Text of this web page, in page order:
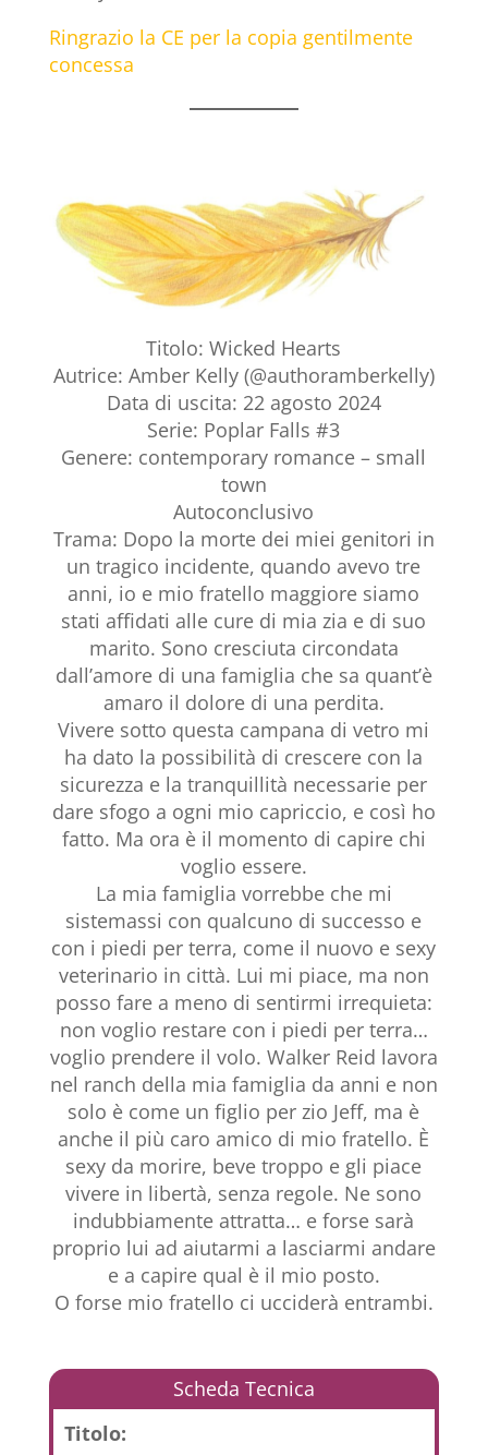
Ringrazio la CE per la copia gentilmente
concessa
Titolo: Wicked Hearts
Autrice: Amber Kelly (@authoramberkelly)
Data di uscita: 22 agosto 2024
Serie: Poplar Falls #3
Genere: contemporary romance – small
town
Autoconclusivo
Trama: Dopo la morte dei miei genitori in
un tragico incidente, quando avevo tre
anni, io e mio fratello maggiore siamo
stati affidati alle cure di mia zia e di suo
marito. Sono cresciuta circondata
dall’amore di una famiglia che sa quant’è
amaro il dolore di una perdita.
Vivere sotto questa campana di vetro mi
ha dato la possibilità di crescere con la
sicurezza e la tranquillità necessarie per
dare sfogo a ogni mio capriccio, e così ho
fatto. Ma ora è il momento di capire chi
voglio essere.
La mia famiglia vorrebbe che mi
sistemassi con qualcuno di successo e
con i piedi per terra, come il nuovo e sexy
veterinario in città. Lui mi piace, ma non
posso fare a meno di sentirmi irrequieta:
non voglio restare con i piedi per terra…
voglio prendere il volo. Walker Reid lavora
nel ranch della mia famiglia da anni e non
solo è come un figlio per zio Jeff, ma è
anche il più caro amico di mio fratello. È
sexy da morire, beve troppo e gli piace
vivere in libertà, senza regole. Ne sono
indubbiamente attratta… e forse sarà
proprio lui ad aiutarmi a lasciarmi andare
e a capire qual è il mio posto.
O forse mio fratello ci ucciderà entrambi.
Scheda Tecnica
Titolo: